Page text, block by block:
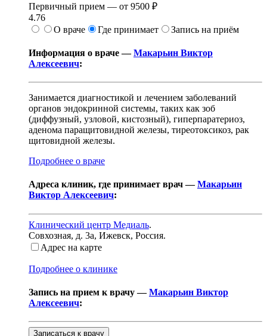
Первичный прием — от 9500 ₽
4.76
О враче
Где принимает Запись на приём
Информация о враче —Макарьин Виктор
Алексеевич:
Занимается диагностикой и лечением заболеваний
органов эндокринной системы, таких как зоб
(диффузный, узловой, кистозный), гиперпаратериоз,
аденома паращитовидной железы, тиреотоксикоз, рак
щитовидной железы.
Подробнее о враче
Адреса клиник, где принимает врач —Макарьин
Виктор Алексеевич:
Клинический центр Медиаль.
Совхозная, д. 3а, Ижевск, Россия.
Адрес на карте
Подробнее о клинике
Запись на прием к врачу —Макарьин Виктор
Алексеевич:
Записаться к врачу